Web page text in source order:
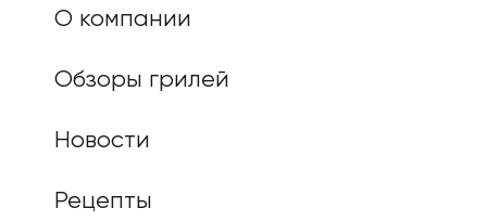
О компании
Обзоры грилей
Новости
Рецепты